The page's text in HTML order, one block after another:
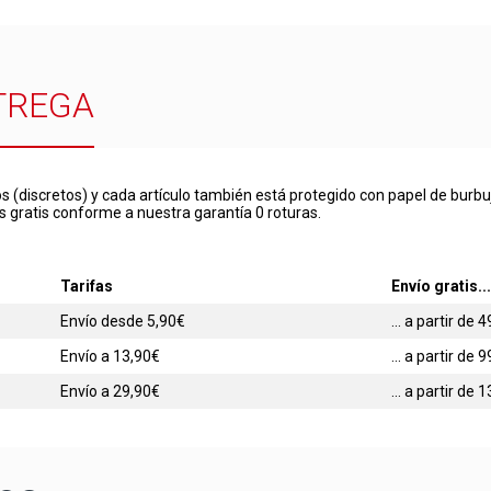
(discretos) y cada artículo también está protegido con papel de
gratis conforme a nuestra garantía 0 roturas.
Tarifas
Envío gratis...
Envío desde 5,90€
... a partir de
Envío a 13,90€
... a partir de
Envío a 29,90€ ... a partir de